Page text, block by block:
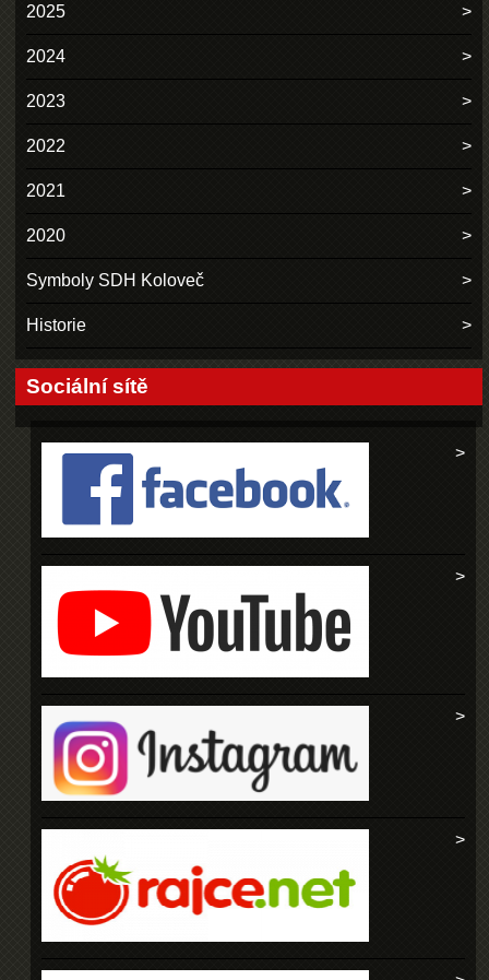
2025
2024
2023
2022
2021
2020
Symboly SDH Koloveč
Historie
Sociální sítě